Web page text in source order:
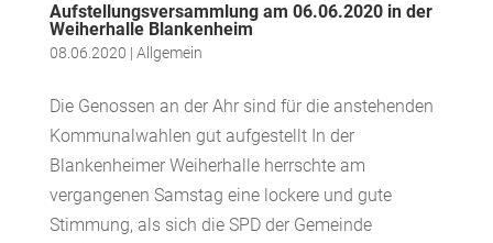
Aufstellungsversammlung am 06.06.2020 in der
Weiherhalle Blankenheim
08.06.2020 | Allgemein
Die Genossen an der Ahr sind für die anstehenden
Kommunalwahlen gut aufgestellt In der
Blankenheimer Weiherhalle herrschte am
vergangenen Samstag eine lockere und gute
Stimmung, als sich die SPD der Gemeinde